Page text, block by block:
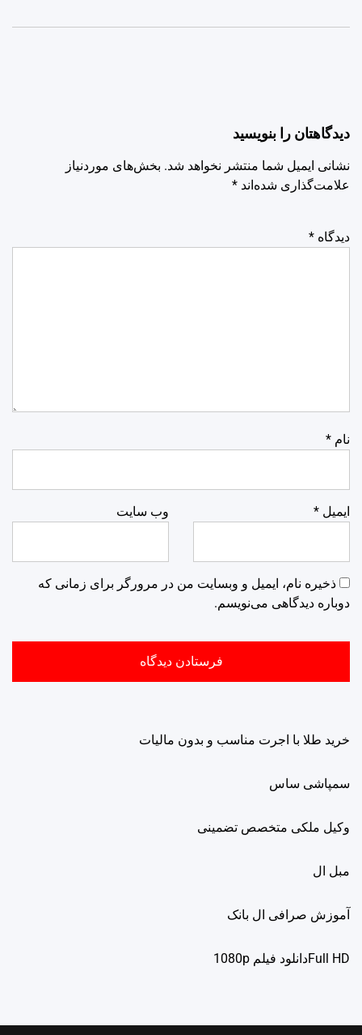
دیدگاهتان را بنویسید
نشانی ایمیل شما منتشر نخواهد شد. بخش‌های موردنیاز
علامت‌گذاری شده‌اند *
دیدگاه *
نام *
ایمیل * وب‌ سایت
ذخیره نام، ایمیل و وبسایت من در مرورگر برای زمانی که
دوباره دیدگاهی می‌نویسم.
خرید طلا با اجرت مناسب و بدون مالیات
سمپاشی ساس
وکیل ملکی متخصص تضمینی
مبل ال
آموزش صرافی ال بانک
Full HDدانلود فيلم 1080p